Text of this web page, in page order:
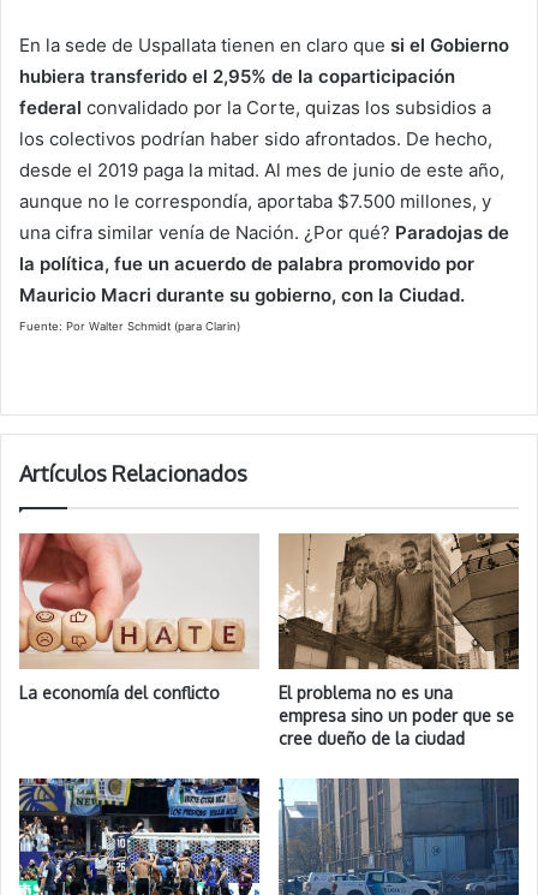
En la sede de Uspallata tienen en claro que si el Gobierno
hubiera transferido el 2,95% de la coparticipación
federal convalidado por la Corte, quizas los subsidios a
los colectivos podrían haber sido afrontados. De hecho,
desde el 2019 paga la mitad. Al mes de junio de este año,
aunque no le correspondía, aportaba $7.500 millones, y
una cifra similar venía de Nación. ¿Por qué? Paradojas de
la política, fue un acuerdo de palabra promovido por
Mauricio Macri durante su gobierno, con la Ciudad.
Fuente: Por Walter Schmidt (para Clarin)
Artículos Relacionados
La economía del conflicto
El problema no es una
empresa sino un poder que se
cree dueño de la ciudad